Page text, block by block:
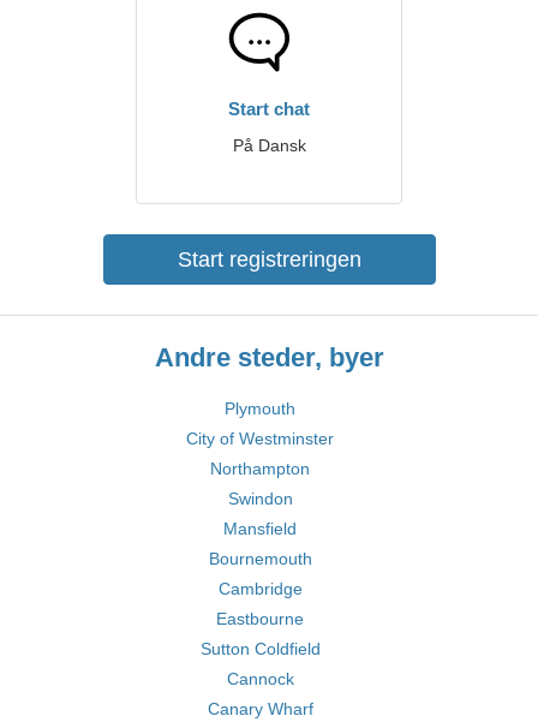
Start chat
På Dansk
Start registreringen
Andre steder, byer
Plymouth
City of Westminster
Northampton
Swindon
Mansfield
Bournemouth
Cambridge
Eastbourne
Sutton Coldfield
Cannock
Canary Wharf